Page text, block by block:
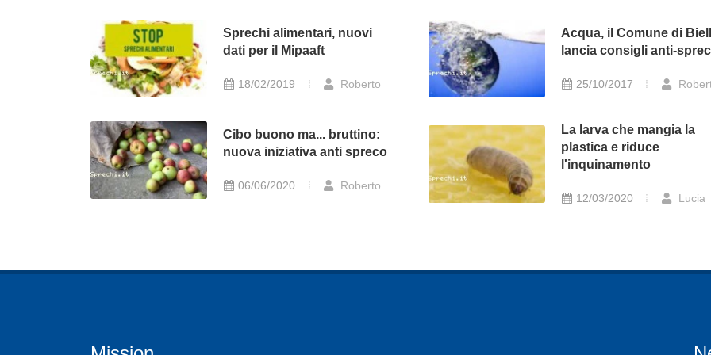
Sprechi alimentari, nuovi
dati per il Mipaaft
18/02/2019 Roberto
Acqua, il Comune di
lancia consigli anti-
25/10/2017
Cibo buono ma... bruttino:
nuova iniziativa anti spreco
06/06/2020 Roberto
La larva che mangia la
plastica e riduce
l'inquinamento
12/03/2020 Lucia